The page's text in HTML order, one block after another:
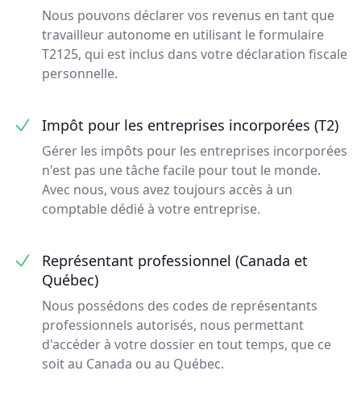
Nous pouvons déclarer vos revenus en tant que
travailleur autonome en utilisant le formulaire
T2125, qui est inclus dans votre déclaration fiscale
personnelle.
Impôt pour les entreprises incorporées (T2)
Gérer les impôts pour les entreprises incorporées
n'est pas une tâche facile pour tout le monde.
Avec nous, vous avez toujours accès à un
comptable dédié à votre entreprise.
Représentant professionnel (Canada et
Québec)
Nous possédons des codes de représentants
professionnels autorisés, nous permettant
d'accéder à votre dossier en tout temps, que ce
soit au Canada ou au Québec.